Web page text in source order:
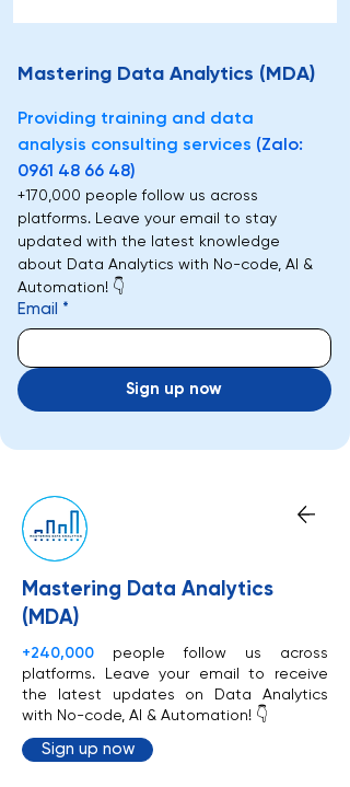
Mastering Data Analytics (MDA)
Providing training and data
analysis consulting services (Zalo:
0961 48 66 48)
+170,000 people follow us across
platforms. Leave your email to stay
updated with the latest knowledge
about Data Analytics with No-code, AI &
Automation! 👇
Email *
Sign up now
Mastering Data Analytics
(MDA)
+240,000 people follow us across
platforms. Leave your email to receive
the latest updates on Data Analytics
with No-code, AI & Automation! 👇
Sign up now